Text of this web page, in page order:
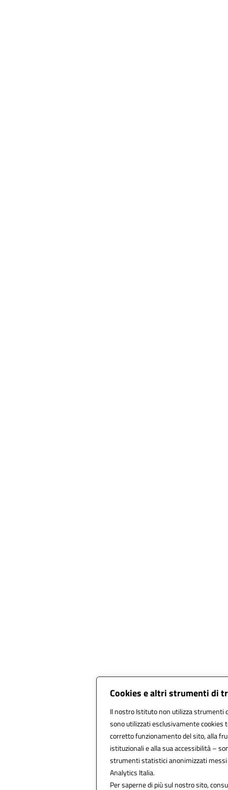
Cookies e altri strumenti di
Il nostro Istituto non utilizza strumenti
sono utilizzati esclusivamente cookies
corretto funzionamento del sito, alla
istituzionali e alla sua accessibilità –
strumenti statistici anonimizzati messi
Analytics Italia.
Per saperne di più sul nostro sito,